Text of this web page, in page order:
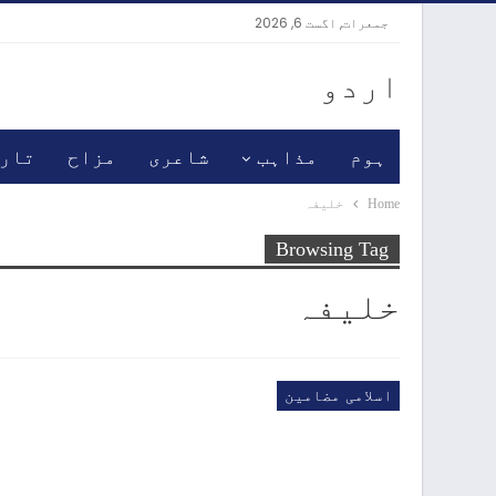
جمعرات, اگست 6, 2026
اردو
ہوم مذاہب شاعری مزاح
Home خلیفہ
Browsing Tag
خلیفہ
اسلامی مضامین